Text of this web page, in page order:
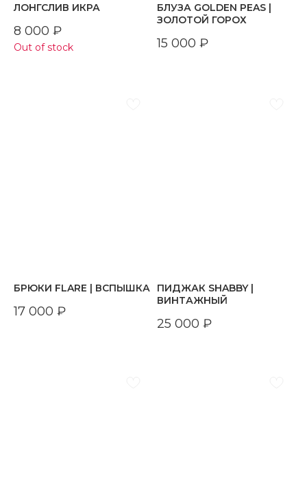
ЛОНГСЛИВ ИКРА
8 000 ₽
Out of stock
БЛУЗА GOLDEN PEAS |
ЗОЛОТОЙ ГОРОХ
15 000 ₽
БРЮКИ FLARE | ВСПЫШКА
17 000 ₽
ПИДЖАК SHABBY |
ВИНТАЖНЫЙ
25 000 ₽